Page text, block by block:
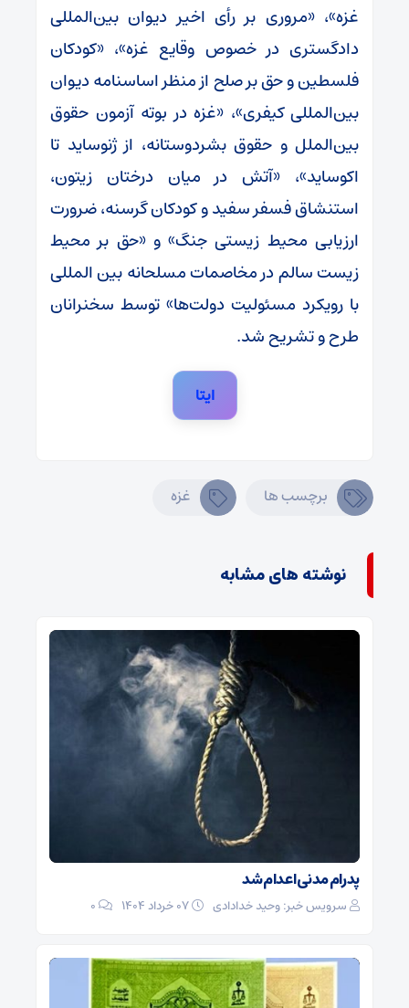
غزه»، «مروری بر رأی اخیر دیوان بین‌المللی
دادگستری در خصوص وقایع غزه»، «کودکان
فلسطین و حق بر صلح از منظر اساسنامه دیوان
بین‌المللی کیفری»، «غزه در بوته آزمون حقوق
بین‌الملل و حقوق بشردوستانه، از ژنوساید تا
اکوساید»، «آتش در میان درختان زیتون،
استنشاق فسفر سفید و کودکان گرسنه، ضرورت
ارزیابی محیط زیستی جنگ» و «حق بر محیط
زیست سالم در مخاصمات مسلحانه بین المللی
با رویکرد مسئولیت دولت‌ها» توسط سخنرانان
طرح و تشریح شد.
ایتا
برچسب ها غزه
نوشته های مشابه
پدرام مدنی اعدام شد
سرویس خبر: وحید خدادادی 0